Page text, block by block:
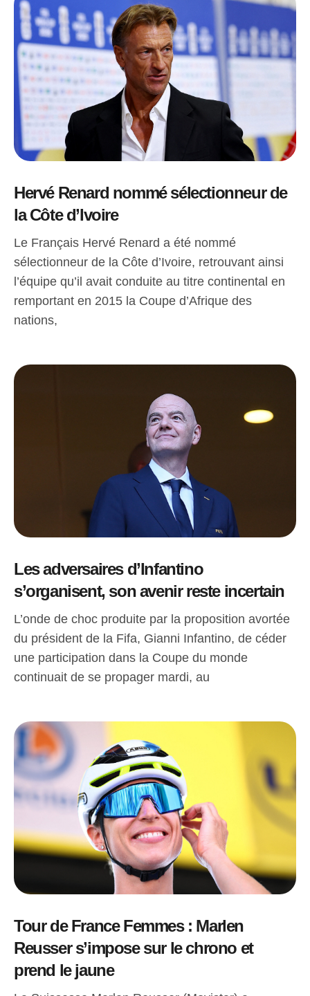
Hervé Renard nommé sélectionneur de
la Côte d’Ivoire
Le Français Hervé Renard a été nommé
sélectionneur de la Côte d’Ivoire, retrouvant ainsi
l’équipe qu’il avait conduite au titre continental en
remportant en 2015 la Coupe d’Afrique des
nations,
Les adversaires d’Infantino
s’organisent, son avenir reste incertain
L’onde de choc produite par la proposition avortée
du président de la Fifa, Gianni Infantino, de céder
une participation dans la Coupe du monde
continuait de se propager mardi, au
Tour de France Femmes : Marlen
Reusser s’impose sur le chrono et
prend le jaune